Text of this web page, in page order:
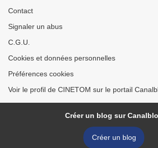
Contact
Signaler un abus
C.G.U.
Cookies et données personnelles
Préférences cookies
Voir le profil de CINETOM sur le portail
Créer un blog sur
Créer un blog